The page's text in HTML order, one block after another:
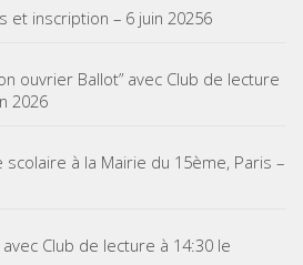
et inscription – 6 juin 20256
ouvrier Ballot” avec Club de lecture
2026
scolaire à la Mairie du 15ème, Paris –
Club de lecture à 14:30 le